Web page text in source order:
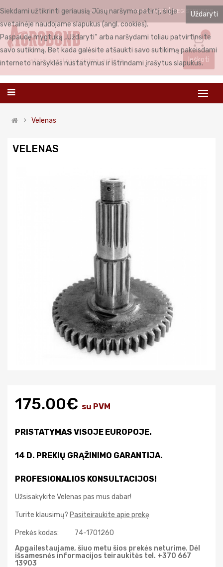
LIETUVIŲ PRISIJUNGTI REGISTRUOTIS
0
Ieškoti
Velenas
VELENAS
175.00€ su PVM
PRISTATYMAS VISOJE EUROPOJE.
14 D. PREKIŲ GRĄŽINIMO GARANTIJA.
PROFESIONALIOS KONSULTACIJOS!
Užsisakykite Velenas pas mus dabar!
Turite klausimų? Pasiteiraukite apie prekę
Prekės kodas:
74-1701260
Apgailestaujame, šiuo metu šios prekės neturime. Dėl
išsamesnės informacijos teiraukitės tel. +370 667
13903
Uždaryti
Siekdami užtikrinti geriausią Jūsų naršymo patirtį, šioje
svetainėje naudojame slapukus (angl. cookies).
Paspaudę mygtuką „Uždaryti“ arba naršydami toliau patvirtinsite
savo sutikimą. Bet kada galėsite atšaukti savo sutikimą pakeisdami
interneto naršyklės nustatymus ir ištrindami įrašytus slapukus.